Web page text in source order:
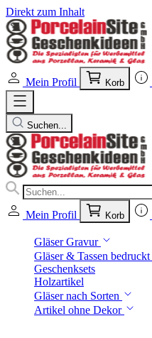
Direkt zum Inhalt
Mein Profil Korb
Suchen...
Mein Profil Korb
Gläser Gravur
Gläser & Tassen bedruckt
Geschenksets
Holzartikel
Gläser nach Sorten
Artikel ohne Dekor